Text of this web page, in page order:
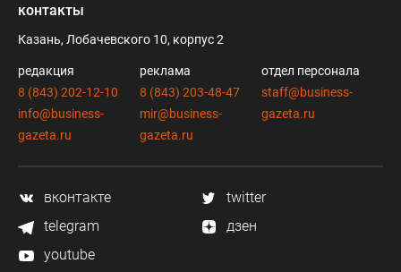
контакты
Казань, Лобачевского 10, корпус 2
редакция
8 (843) 202-12-10
info@business-
gazeta.ru
реклама
8 (843) 203-48-47
mir@business-
gazeta.ru
отдел персонала
staff@business-
gazeta.ru
вконтакте
twitter
telegram
дзен
youtube